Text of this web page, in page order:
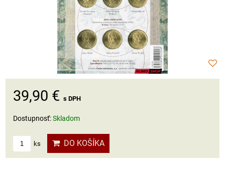
39,90 € s DPH
Dostupnosť:Skladom
ks DO KOŠÍKA